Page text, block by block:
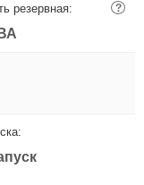
резервная: ?